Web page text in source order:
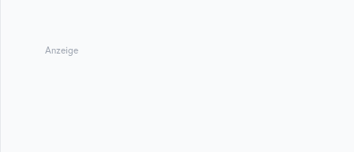
Anzeige